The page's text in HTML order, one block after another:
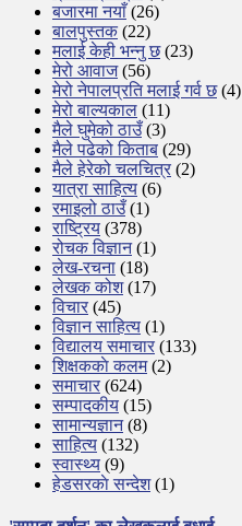
बजारमा नयाँ(26)
बालपुस्तक(22)
मलाई केही भन्नु छ(23)
मेरो आवाज(56)
मेरो नेपालप्रति मलाई गर्व छ(4)
मेरो बाल्यकाल (11)
मैले घुमेको ठाउँ(3)
मैले पढेको किताब (29)
मैले हेरेको चलचित्र (2)
यात्रा साहित्य (6)
रमाइलो ठाउँ(1)
राष्ट्रिय (378)
रोचक विज्ञान(1)
लेख-रचना (18)
लेखक कोश(17)
विचार (45)
विज्ञान साहित्य (1)
विद्यालय समाचार (133)
शिक्षककाे कलम(2)
समाचार (624)
सम्पादकीय (15)
सामान्यज्ञान(8)
साहित्य (132)
स्वास्थ्य (9)
हेडसरकाे सन्देश(1)